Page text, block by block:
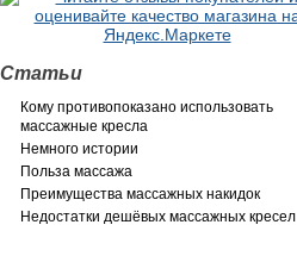
Статьи
Кому противопоказано использовать
массажные кресла
Немного истории
Польза массажа
Преимущества массажных накидок
Недостатки дешёвых массажных кресел